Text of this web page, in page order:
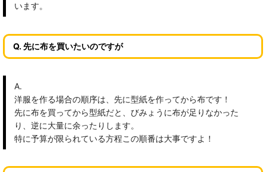
います。
Q. 先に布を買いたいのですが
A.
洋服を作る場合の順序は、先に型紙を作ってから布です！
先に布を買ってから型紙だと、びみょうに布が足りなかった
り、逆に大量に余ったりします。
特に予算が限られている方程この順番は大事ですよ！